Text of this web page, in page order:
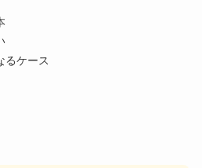
るケース